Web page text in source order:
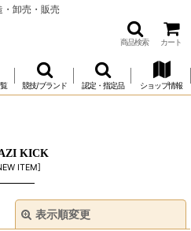
・卸売・販売
商品検索 カート
競技/ブランド 認定・指定品 ショップ情報
KICK
ITEM]
表示順変更